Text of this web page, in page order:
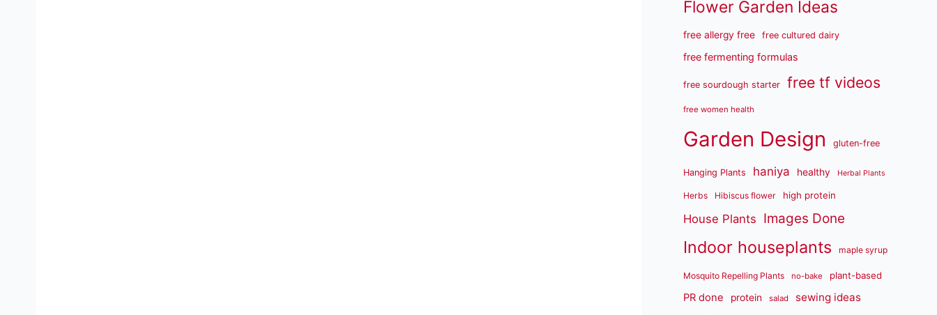
Flower Garden Ideas
free allergy free free cultured dairy
free fermenting formulas
free sourdough starter free tf videos
free women health
Garden Design gluten-free
Hanging Plants haniya healthy Herbal Plants
Herbs Hibiscus flower high protein
House Plants Images Done
Indoor houseplants maple syrup
Mosquito Repelling Plants no-bake plant-based
PR done protein salad sewing ideas